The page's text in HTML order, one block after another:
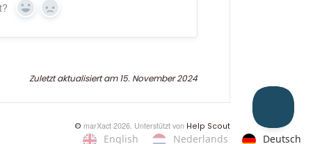
Ja Nein
Zuletzt aktualisiert am 15. November 2024
© marXact 2026. Unterstützt von Help Scout
English Nederlands Deutsch